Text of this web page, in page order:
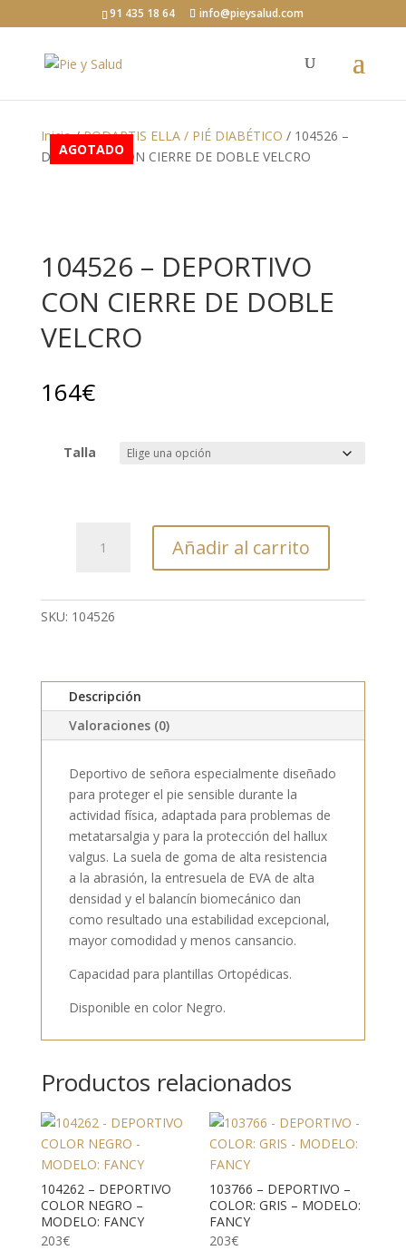
91 435 18 64 info@pieysalud.com
AGOTADO
Inicio/PODARTIS ELLA / PIÉ DIABÉTICO / 104526 –
DEPORTIVO CON CIERRE DE DOBLE VELCRO
104526 – DEPORTIVO
CON CIERRE DE DOBLE
VELCRO
164€
Talla
CIERRE
VELCRO
cantidad
Añadir al carrito
SKU: 104526
Descripción
Valoraciones (0)
Deportivo de señora especialmente diseñado
para proteger el pie sensible durante la
actividad física, adaptada para problemas de
metatarsalgia y para la protección del hallux
valgus. La suela de goma de alta resistencia
a la abrasión, la entresuela de EVA de alta
densidad y el balancín biomecánico dan
como resultado una estabilidad excepcional,
mayor comodidad y menos cansancio.
Capacidad para plantillas Ortopédicas.
Disponible en color Negro.
Productos relacionados
104262 – DEPORTIVO
COLOR NEGRO –
MODELO: FANCY
203€
103766 – DEPORTIVO –
COLOR: GRIS – MODELO:
FANCY
203€